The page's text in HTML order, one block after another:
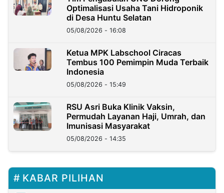
Optimalisasi Usaha Tani Hidroponik
di Desa Huntu Selatan
05/08/2026 - 16:08
Ketua MPK Labschool Ciracas
Tembus 100 Pemimpin Muda Terbaik
Indonesia
05/08/2026 - 15:49
RSU Asri Buka Klinik Vaksin,
Permudah Layanan Haji, Umrah, dan
Imunisasi Masyarakat
05/08/2026 - 14:35
KABAR PILIHAN